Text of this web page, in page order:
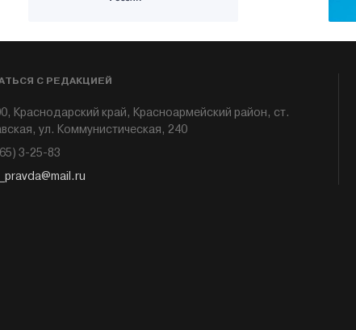
С РЕДАКЦИЕЙ
Краснодарский край, Красноармейский район, ст.
ул. Коммунистическая, 240
3-25-83